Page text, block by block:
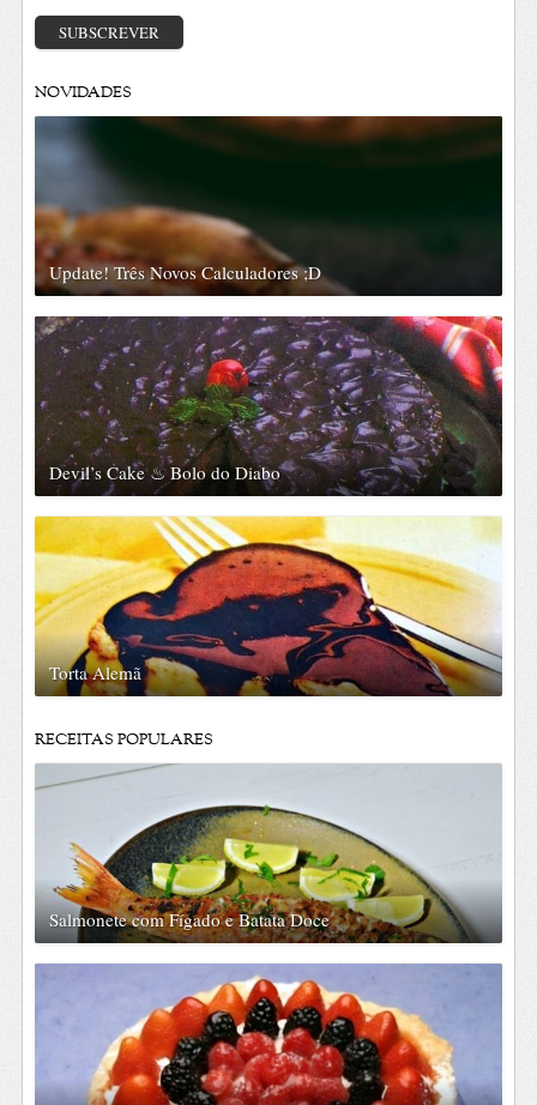
email
SUBSCREVER
NOVIDADES
Update! Três Novos Calculadores ;D
Devil’s Cake ♨ Bolo do Diabo
Torta Alemã
RECEITAS POPULARES
Salmonete com Fígado e Batata Doce